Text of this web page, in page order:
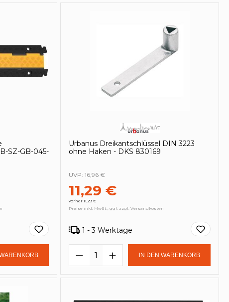
ein oder benutze die Schaltflächen
SZ-GB-045-
Gib den gewünschten Wert ein
Urbanus Dreikantschlüssel DIN 3223
ohne Haken - DKS 830169
11,29 €
vorher 11,29 €
UVP:16,96 €
Preise inkl. MwSt., ggf. zzgl. Versandkosten
1 - 3 Werktage
Produkt Anzahl: Gib den
IN DEN WARENKORB